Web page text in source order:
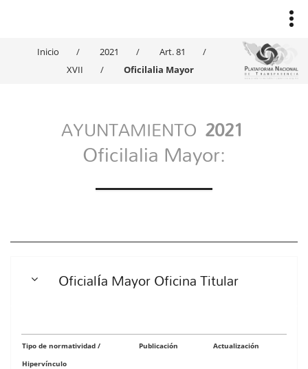
Inicio 2021
Art. 81
XVII
Oficilalia Mayor
AYUNTAMIENTO 2021
Oficilalia Mayor:
Oficialía Mayor Oficina Titular
Tipo de normatividad /
Hipervínculo
Publicación Actualización